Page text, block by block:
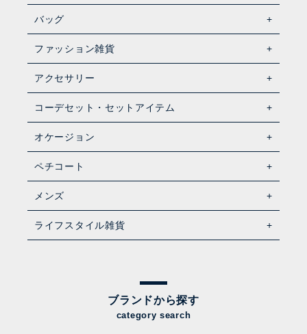
バッグ
ファッション雑貨
アクセサリー
コーデセット・セットアイテム
オケージョン
ペチコート
メンズ
ライフスタイル雑貨
ブランドから探す
category search